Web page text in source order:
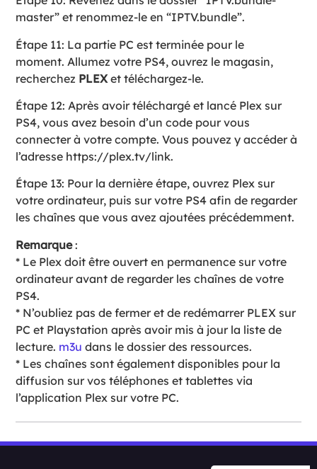
master” et renommez-le en “IPTV.bundle”.
Étape 11: La partie PC est terminée pour le
moment. Allumez votre PS4, ouvrez le magasin,
recherchez PLEX et téléchargez-le.
Étape 12: Après avoir téléchargé et lancé Plex sur
PS4, vous avez besoin d’un code pour vous
connecter à votre compte. Vous pouvez y accéder à
l’adresse https://plex.tv/link.
Étape 13: Pour la dernière étape, ouvrez Plex sur
votre ordinateur, puis sur votre PS4 afin de regarder
les chaînes que vous avez ajoutées précédemment.
Remarque:
* Le Plex doit être ouvert en permanence sur votre
ordinateur avant de regarder les chaînes de votre
PS4.
* N’oubliez pas de fermer et de redémarrer PLEX sur
PC et Playstation après avoir mis à jour la liste de
lecture. m3u dans le dossier des ressources.
* Les chaînes sont également disponibles pour la
diffusion sur vos téléphones et tablettes via
l’application Plex sur votre PC.